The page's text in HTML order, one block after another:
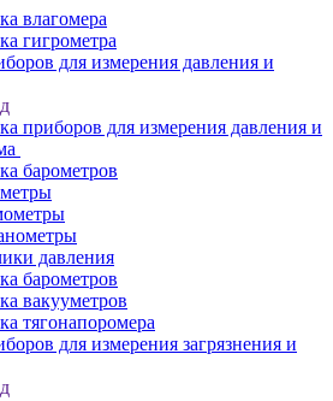
влагомера
гигрометра
для измерения давления и
приборов для измерения давления и
барометров
давления
барометров
вакууметров
тягонапоромера
для измерения загрязнения и